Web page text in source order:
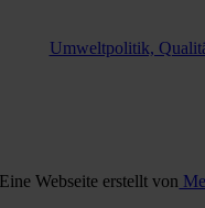
Umweltpolitik,
Eine Webseite erstellt von